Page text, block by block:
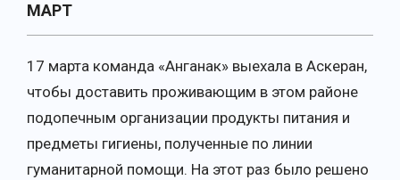
МАРТ
17 марта команда «Анганак» выехала в Аскеран,
чтобы доставить проживающим в этом районе
подопечным организации продукты питания и
предметы гигиены, полученные по линии
гуманитарной помощи. На этот раз было решено